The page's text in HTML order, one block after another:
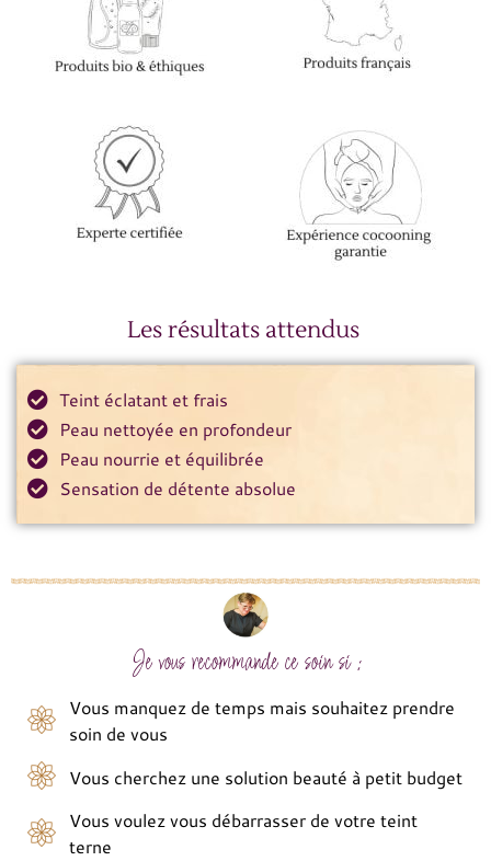
Les résultats attendus
Teint éclatant et frais
Peau nettoyée en profondeur
Peau nourrie et équilibrée
Sensation de détente absolue
Je vous recommande ce soin si :
Vous manquez de temps mais souhaitez prendre
soin de vous
Vous cherchez une solution beauté à petit budget
Vous voulez vous débarrasser de votre teint
terne